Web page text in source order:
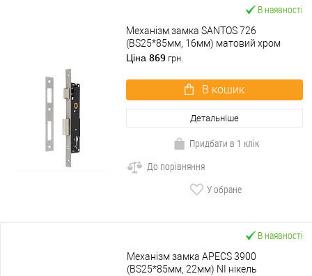
В наявності
Механізм замка SANTOS 726
(BS25*85мм, 16мм) матовий хром
Ціна 869 грн.
В кошик
Детальніше
Придбати в 1 клік
До порівняння
У обране
В наявності
Механізм замка APECS 3900
(BS25*85мм, 22мм) NI нікель